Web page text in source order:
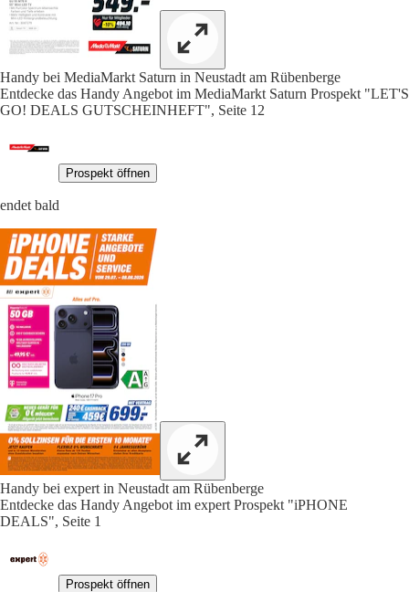
Handy bei MediaMarkt Saturn in Neustadt am Rübenberge
Entdecke das Handy Angebot im MediaMarkt Saturn Prospekt "LET'S
GO! DEALS GUTSCHEINHEFT", Seite 12
Prospekt öffnen
endet bald
Handy bei expert in Neustadt am Rübenberge
Entdecke das Handy Angebot im expert Prospekt "iPHONE
DEALS", Seite 1
Prospekt öffnen